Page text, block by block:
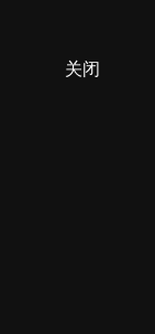
关闭